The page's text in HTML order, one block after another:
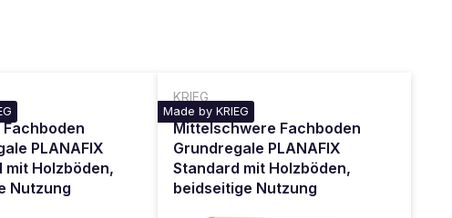
PLANAFIX
mit Holzböden,
Nutzung
KRIEG
Made by KRIEG
Mittelschwere Fachboden
Grundregale PLANAFIX
Standard mit Holzböden,
beidseitige Nutzung